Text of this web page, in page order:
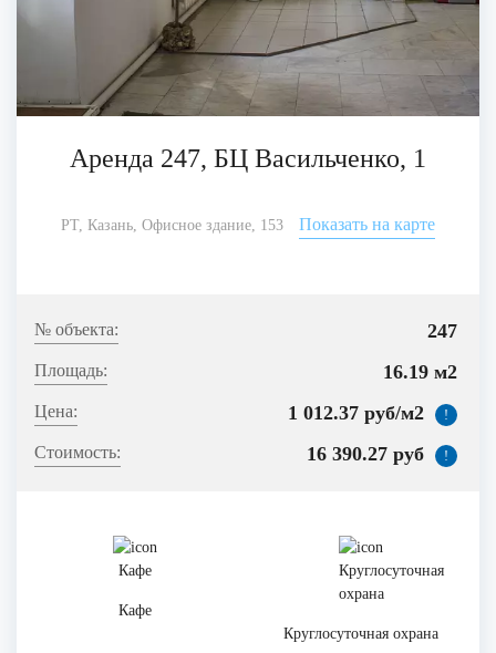
Аренда 247, БЦ Васильченко, 1
РТ, Казань, Офисное здание, 153 Показать на карте
247
16.19 м2
1 012.37 руб/м2
!
16 390.27 руб !
Кафе
Круглосуточная охрана